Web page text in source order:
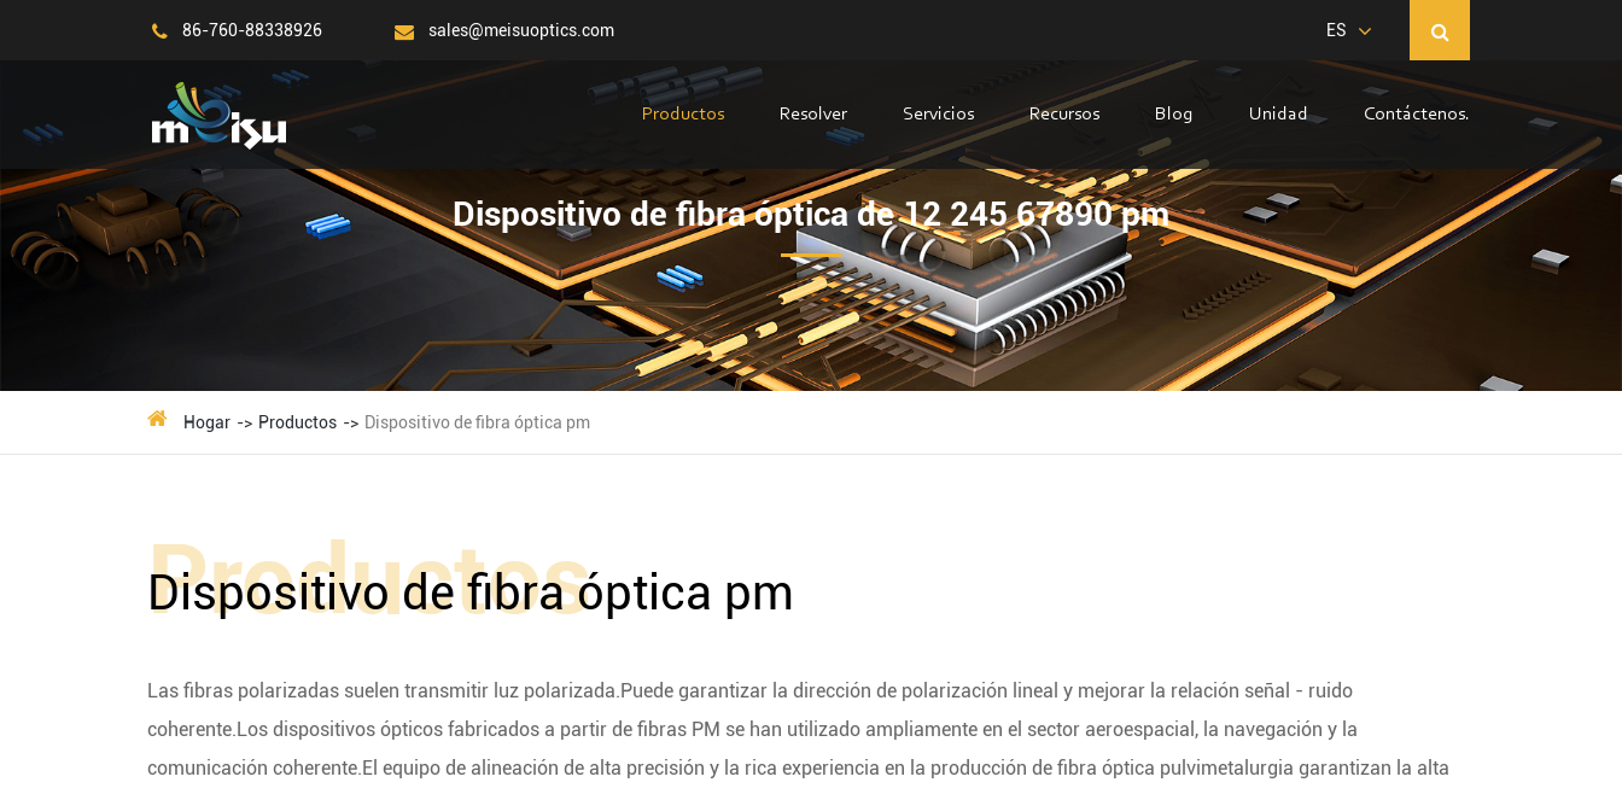
86-760-88338926 sales@meisuoptics.com ES
Productos Resolver Servicios Recursos Blog Unidad Contáctenos.
Dispositivo de fibra óptica de 12 245 67890 pm
Hogar Productos Dispositivo de fibra óptica pm
Dispositivo de fibra óptica pm
Productos
Las fibras polarizadas suelen transmitir luz polarizada.Puede garantizar la dirección de polarización lineal y mejorar la relación señal - ruido
coherente.Los dispositivos ópticos fabricados a partir de fibras PM se han utilizado ampliamente en el sector aeroespacial, la navegación y la
comunicación coherente.El equipo de alineación de alta precisión y la rica experiencia en la producción de fibra óptica pulvimetalurgia garantizan la alta